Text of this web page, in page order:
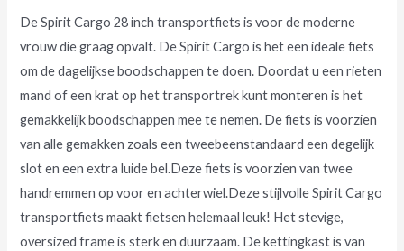
De Spirit Cargo 28 inch transportfiets is voor de moderne
vrouw die graag opvalt. De Spirit Cargo is het een ideale fiets
om de dagelijkse boodschappen te doen. Doordat u een rieten
mand of een krat op het transportrek kunt monteren is het
gemakkelijk boodschappen mee te nemen. De fiets is voorzien
van alle gemakken zoals een tweebeenstandaard een degelijk
slot en een extra luide bel.Deze fiets is voorzien van twee
handremmen op voor en achterwiel.Deze stijlvolle Spirit Cargo
transportfiets maakt fietsen helemaal leuk! Het stevige,
oversized frame is sterk en duurzaam. De kettingkast is van